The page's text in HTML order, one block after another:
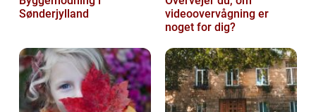
Sønderjylland
videoovervågning er
noget for dig?